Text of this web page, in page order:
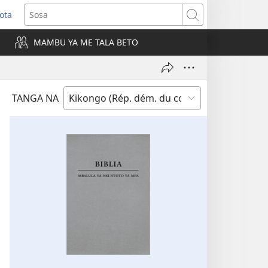
Sosa
MAMBU YA ME TALA BETO
TANGA NA